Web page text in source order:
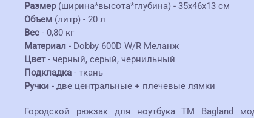
Размер(ширина*высота*глубина) - 35х46х13 см
Объем (литр) - 20 л
Вес - 0,80 кг
Материал - Dobby 600D W/R Меланж
Цвет- черный, серый, чернильный
Подкладка - ткань
Ручки - две центральные + плечевые лямки
Городской рюкзак для ноутбука ТМ Bagland